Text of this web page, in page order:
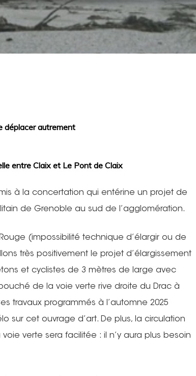
déplacer autrement
entre Claix et Le Pont de Claix
à la concertation qui entérine un projet de
de Grenoble au sud de l’agglomération.
(impossibilité technique d’élargir ou de
très positivement le projet d’élargissement
et cyclistes de 3 mètres de large avec
de la voie verte rive droite du Drac à
travaux programmés à l’automne 2025
sur cet ouvrage d’art. De plus, la circulation
verte sera facilitée : il n’y aura plus besoin